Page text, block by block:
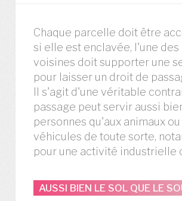
Chaque parcelle doit être
si elle est enclavée, l'une
voisines doit supporter une
pour laisser un droit de
Il s'agit d'une véritable
passage peut servir aussi
personnes qu'aux animaux ou
véhicules de toute sorte,
pour une activité industrielle
AUSSI BIEN LE SOL QUE LE